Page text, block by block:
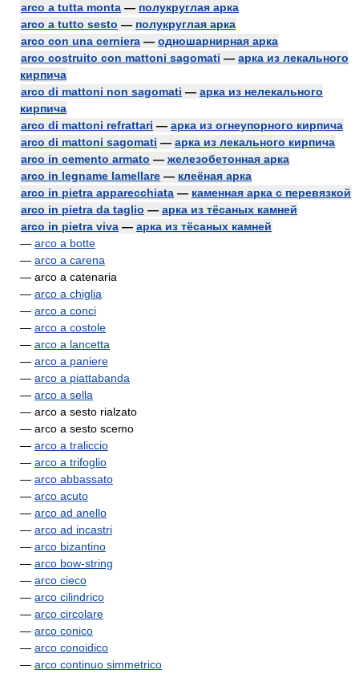
arco a tutta monta — полукруглая арка
arco a tutto sesto — полукруглая арка
arco con una cerniera — одношарнирная арка
arco costruito con mattoni sagomati — арка из лекального
кирпича
arco di mattoni non sagomati — арка из нелекального
кирпича
arco di mattoni refrattari — арка из огнеупорного кирпича
arco di mattoni sagomati — арка из лекального кирпича
arco in cemento armato — железобетонная арка
arco in legname lamellare — клеёная арка
arco in pietra apparecchiata — каменная арка с перевязкой
arco in pietra da taglio — арка из тёсаных камней
arco in pietra viva — арка из тёсаных камней
— arco a botte
— arco a carena
— arco a catenaria
— arco a chiglia
— arco a conci
— arco a costole
— arco a lancetta
— arco a paniere
— arco a piattabanda
— arco a sella
— arco a sesto rialzato
— arco a sesto scemo
— arco a traliccio
— arco a trifoglio
— arco abbassato
— arco acuto
— arco ad anello
— arco ad incastri
— arco bizantino
— arco bow-string
— arco cieco
— arco cilindrico
— arco circolare
— arco conico
— arco conoidico
— arco continuo simmetrico